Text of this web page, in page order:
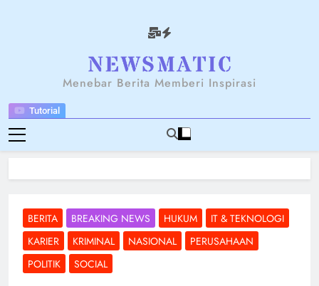
Tutorial
NEWSANTARA
Menebar Berita Memberi Inspirasi
BERITA BREAKING NEWS HUKUM
IT & TEKNOLOGI
KARIER
KRIMINAL NASIONAL
PERUSAHAAN
POLITIK
SOCIAL